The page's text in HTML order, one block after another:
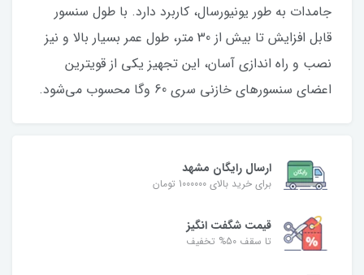
جامدات به طور یونیورسال، کاربرد دارد. با طول سنسور
قابل افزایش تا بیش از 30 متر، طول عمر بسیار بالا و نیز
نصب و راه اندازی آسان، این تجهیز یکی از قویترین
اعضای سنسورهای خازنی سری 60 وگا محسوب می‌شود.
ارسال رایگان مشهد
برای خرید بالای 1000000 تومان
قیمت شگفت‌ انگیز
تا سقف 50% تخفیف